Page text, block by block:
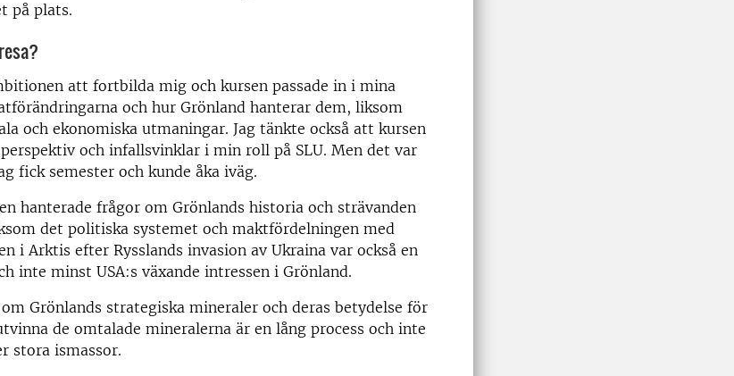
på plats.
att fortbilda mig och kursen passade in i mina
och hur Grönland hanterar dem, liksom
och ekonomiska utmaningar. Jag tänkte också att kursen
och infallsvinklar i min roll på SLU. Men det var
fick semester och kunde åka iväg.
hanterade frågor om Grönlands historia och strävanden
det politiska systemet och maktfördelningen med
i Arktis efter Rysslands invasion av Ukraina var också en
inte minst USA:s växande intressen i Grönland.
Grönlands strategiska mineraler och deras betydelse för
de omtalade mineralerna är en lång process och inte
stora ismassor.